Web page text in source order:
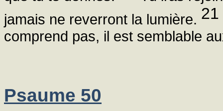
jamais ne reverront la lumière. 21
comprend pas, il est semblable
Psaume 50